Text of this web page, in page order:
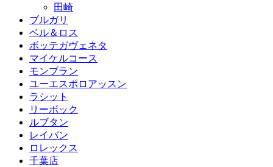
田崎
ブルガリ
ベル＆ロス
ボッテガヴェネタ
マイケルコース
モンブラン
ユーエスポロアッスン
ラシット
リーボック
ルブタン
レイバン
ロレックス
千葉店